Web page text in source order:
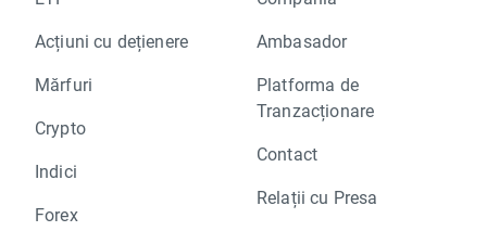
Acțiuni cu dețienere
Mărfuri
Crypto
Indici
Forex
Ambasador
Platforma de
Tranzacționare
Contact
Relații cu Presa